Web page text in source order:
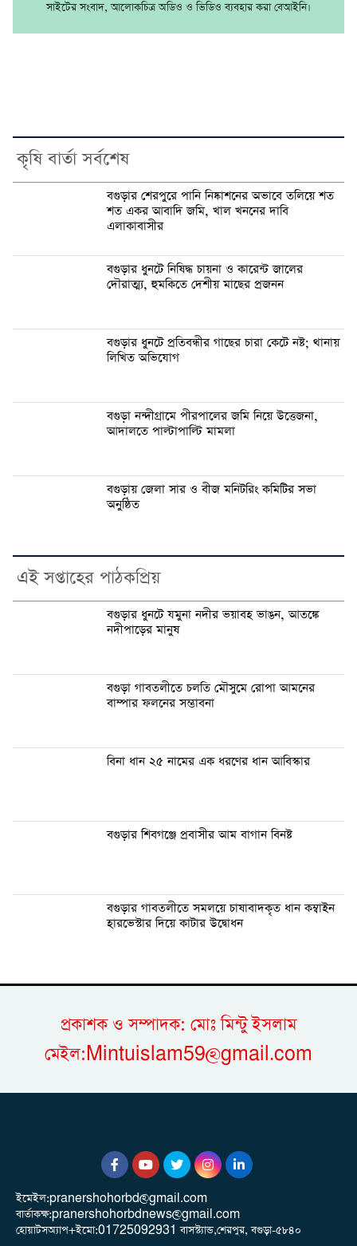
সাইটের সংবাদ, আলোকচিত্র অডিও ও ভিডিও ব্যবহার করা বেআইনি।
কৃষি বার্তা সর্বশেষ
বগুড়ার শেরপুরে পানি নিষ্কাশনের অভাবে তলিয়ে শত
শত একর আবাদি জমি, খাল খননের দাবি
এলাকাবাসীর
বগুড়ার ধুনটে নিষিদ্ধ চায়না ও কারেন্ট জালের
দৌরাত্ম্য, হুমকিতে দেশীয় মাছের প্রজনন
বগুড়ার ধুনটে প্রতিবন্ধীর গাছের চারা কেটে নষ্ট; থানায়
লিখিত অভিযোগ
বগুড়া নন্দীগ্রামে পীরপালের জমি নিয়ে উত্তেজনা,
আদালতে পাল্টাপাল্টি মামলা
বগুড়ায় জেলা সার ও বীজ মনিটরিং কমিটির সভা
অনুষ্ঠিত
এই সপ্তাহের পাঠকপ্রিয়
বগুড়ার ধুনটে যমুনা নদীর ভয়াবহ ভাঙন, আতঙ্কে
নদীপাড়ের মানুষ
বগুড়া গাবতলীতে চলতি মৌসুমে রোপা আমনের
বাম্পার ফলনের সম্ভাবনা
বিনা ধান ২৫ নামের এক ধরণের ধান আবিস্কার
বগুড়ার শিবগঞ্জে প্রবাসীর আম বাগান বিনষ্ট
বগুড়ার গাবতলীতে সমলয়ে চাষাবাদকৃত ধান কম্বাইন
হারভেস্টার দিয়ে কাটার উদ্বোধন
প্রকাশক ও সম্পাদক: মোঃ মিন্টু ইসলাম
মেইল:Mintuislam59@gmail.com
ইমেইল:pranershohorbd@gmail.com
বার্তাকক্ষ:pranershohorbdnews@gmail.com
হোয়াটসঅ্যাপ+ইমো:01725092931 বাসস্ট্যান্ড,শেরপুর, বগুড়া-৫৮৪০